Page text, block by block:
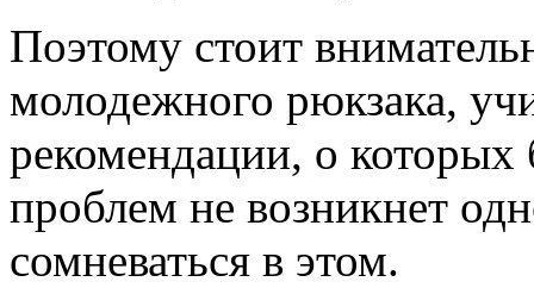
Поэтому стоит
молодежного рюкзака,
рекомендации, о которых
проблем не возникнет
сомневаться в этом.